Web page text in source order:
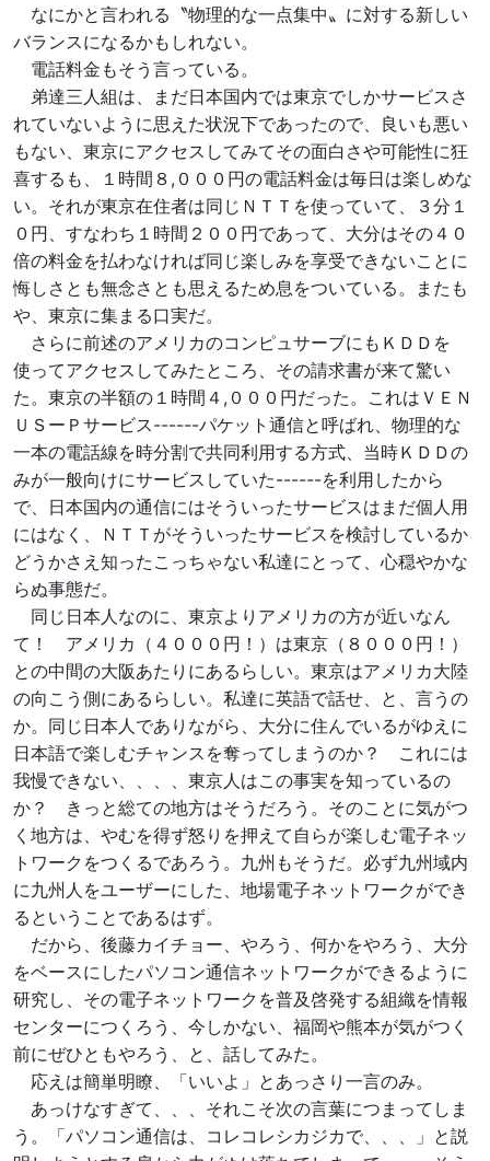
なにかと言われる〝物理的な一点集中〟に対する新しい
バランスになるかもしれない。
電話料金もそう言っている。
弟達三人組は、まだ日本国内では東京でしかサービスさ
れていないように思えた状況下であったので、良いも悪い
もない、東京にアクセスしてみてその面白さや可能性に狂
喜するも、１時間８,０００円の電話料金は毎日は楽しめな
い。それが東京在住者は同じＮＴＴを使っていて、３分１
０円、すなわち１時間２００円であって、大分はその４０
倍の料金を払わなければ同じ楽しみを享受できないことに
悔しさとも無念さとも思えるため息をついている。またも
や、東京に集まる口実だ。
さらに前述のアメリカのコンピュサーブにもＫＤＤを
使ってアクセスしてみたところ、その請求書が来て驚い
た。東京の半額の１時間４,０００円だった。これはＶＥＮ
ＵＳーＰサービス------パケット通信と呼ばれ、物理的な
一本の電話線を時分割で共同利用する方式、当時ＫＤＤの
みが一般向けにサービスしていた------を利用したから
で、日本国内の通信にはそういったサービスはまだ個人用
にはなく、ＮＴＴがそういったサービスを検討しているか
どうかさえ知ったこっちゃない私達にとって、心穏やかな
らぬ事態だ。
同じ日本人なのに、東京よりアメリカの方が近いなん
て！ アメリカ（４０００円！）は東京（８０００円！）
との中間の大阪あたりにあるらしい。東京はアメリカ大陸
の向こう側にあるらしい。私達に英語で話せ、と、言うの
か。同じ日本人でありながら、大分に住んでいるがゆえに
日本語で楽しむチャンスを奪ってしまうのか？ これには
我慢できない、、、、東京人はこの事実を知っているの
か？ きっと総ての地方はそうだろう。そのことに気がつ
く地方は、やむを得ず怒りを押えて自らが楽しむ電子ネッ
トワークをつくるであろう。九州もそうだ。必ず九州域内
に九州人をユーザーにした、地場電子ネットワークができ
るということであるはず。
だから、後藤カイチョー、やろう、何かをやろう、大分
をベースにしたパソコン通信ネットワークができるように
研究し、その電子ネットワークを普及啓発する組織を情報
センターにつくろう、今しかない、福岡や熊本が気がつく
前にぜひともやろう、と、話してみた。
応えは簡単明瞭、「いいよ」とあっさり一言のみ。
あっけなすぎて、、、それこそ次の言葉につまってしま
う。「パソコン通信は、コレコレシカジカで、、、」と説